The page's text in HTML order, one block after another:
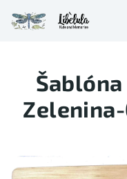
na
obsah